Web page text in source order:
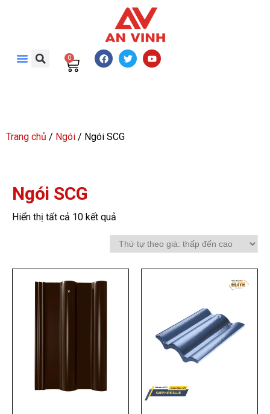
0
Trang chủ / Ngói / Ngói SCG
Ngói SCG
Hiển thị tất cả 10 kết quả